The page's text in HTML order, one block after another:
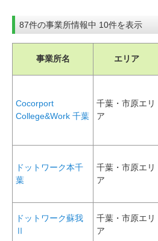
87件の事業所情報中 10件を表示
事業所名 エリア
Cocorport
College&Work 千葉
千葉・市原エリ
ア
ドットワーク本千
葉
千葉・市原エリ
ア
ドットワーク蘇我
Ⅱ
千葉・市原エリ
ア